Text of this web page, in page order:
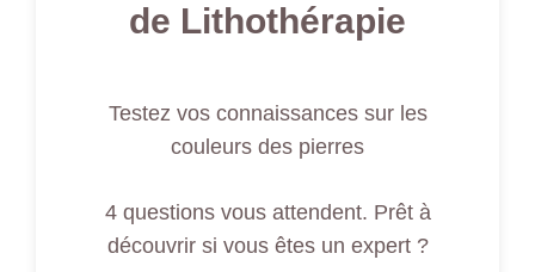
de Lithothérapie
Testez vos connaissances sur les
couleurs des pierres
4 questions vous attendent. Prêt à
découvrir si vous êtes un expert ?